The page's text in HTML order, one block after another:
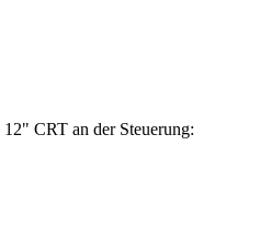
CRT an der Steuerung: